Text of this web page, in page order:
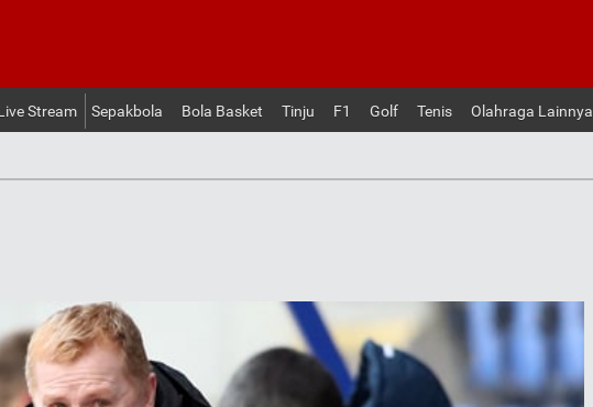
Stream Sepakbola Bola Basket Tinju F1 Golf Tenis Olahraga Lainnya